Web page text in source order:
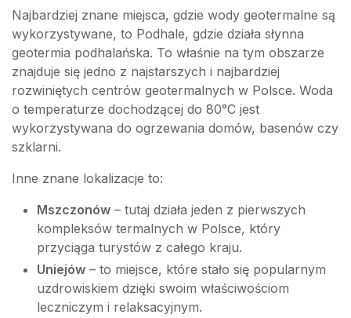
Najbardziej znane miejsca, gdzie wody geotermalne są
wykorzystywane, to Podhale, gdzie działa słynna
geotermia podhalańska. To właśnie na tym obszarze
znajduje się jedno z najstarszych i najbardziej
rozwiniętych centrów geotermalnych w Polsce. Woda
o temperaturze dochodzącej do 80°C jest
wykorzystywana do ogrzewania domów, basenów czy
szklarni.
Inne znane lokalizacje to:
Mszczonów – tutaj działa jeden z pierwszych
kompleksów termalnych w Polsce, który
przyciąga turystów z całego kraju.
Uniejów – to miejsce, które stało się popularnym
uzdrowiskiem dzięki swoim właściwościom
leczniczym i relaksacyjnym.